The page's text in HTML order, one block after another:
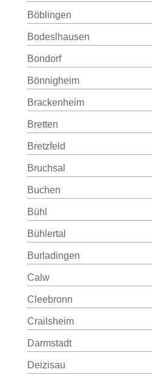
Böblingen
Bodeslhausen
Bondorf
Bönnigheim
Brackenheim
Bretten
Bretzfeld
Bruchsal
Buchen
Bühl
Bühlertal
Burladingen
Calw
Cleebronn
Crailsheim
Darmstadt
Deizisau